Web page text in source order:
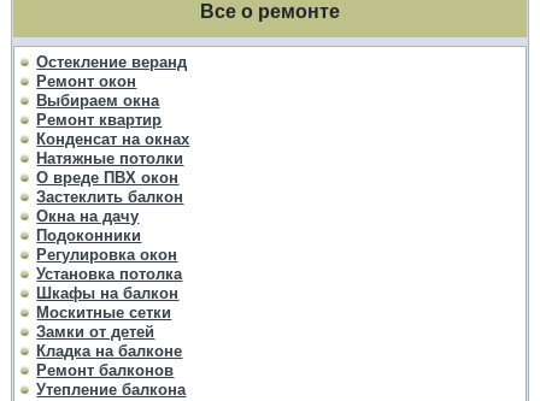
Все о ремонте
Остекление веранд
Ремонт окон
Выбираем окна
Ремонт квартир
Конденсат на окнах
Натяжные потолки
О вреде ПВХ окон
Застеклить балкон
Окна на дачу
Подоконники
Регулировка окон
Установка потолка
Шкафы на балкон
Москитные сетки
Замки от детей
Кладка на балконе
Ремонт балконов
Утепление балкона